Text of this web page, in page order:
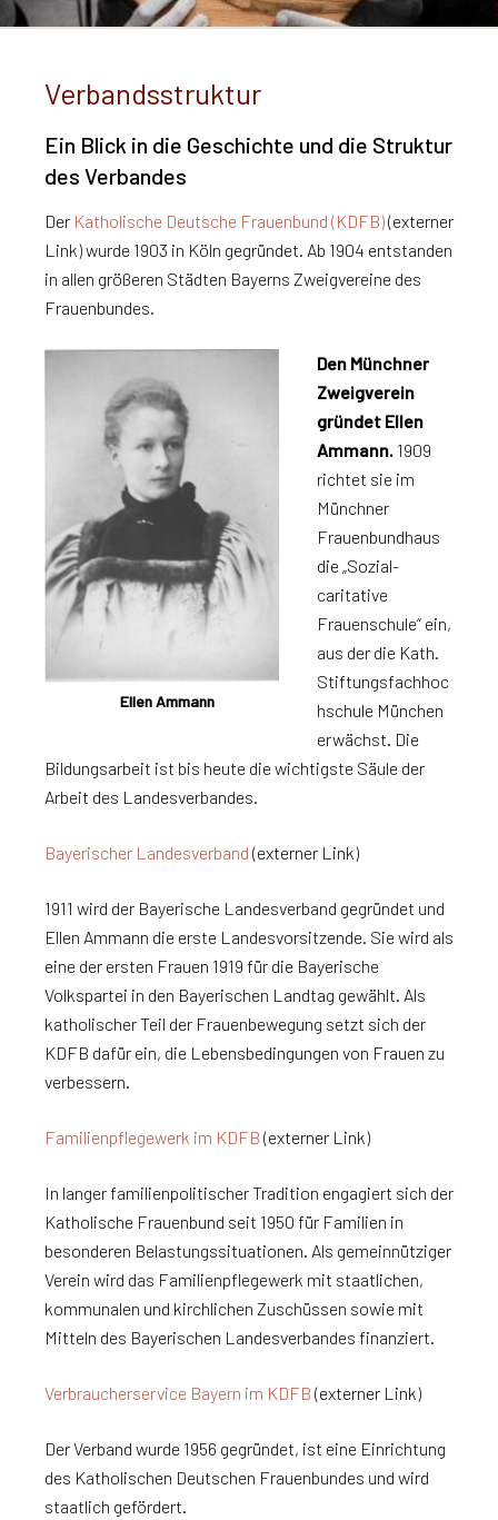
Verbandsstruktur
Ein Blick in die Geschichte und die Struktur
des Verbandes
Der Katholische Deutsche Frauenbund (KDFB)(externer
Link) wurde 1903 in Köln gegründet. Ab 1904 entstanden
in allen größeren Städten Bayerns Zweigvereine des
Frauenbundes.
Ellen Ammann
Den Münchner
Zweigverein
gründet Ellen
Ammann. 1909
richtet sie im
Münchner
Frauenbundhaus
die „Sozial-
caritative
Frauenschule“ ein,
aus der die Kath.
Stiftungsfachhoc
hschule München
erwächst. Die
Bildungsarbeit ist bis heute die wichtigste Säule der
Arbeit des Landesverbandes.
Bayerischer Landesverband (externer Link)
1911 wird der Bayerische Landesverband gegründet und
Ellen Ammann die erste Landesvorsitzende. Sie wird als
eine der ersten Frauen 1919 für die Bayerische
Volkspartei in den Bayerischen Landtag gewählt. Als
katholischer Teil der Frauenbewegung setzt sich der
KDFB dafür ein, die Lebensbedingungen von Frauen zu
verbessern.
Familienpflegewerk im KDFB (externer Link)
In langer familienpolitischer Tradition engagiert sich der
Katholische Frauenbund seit 1950 für Familien in
besonderen Belastungssituationen. Als gemeinnütziger
Verein wird das Familienpflegewerk mit staatlichen,
kommunalen und kirchlichen Zuschüssen sowie mit
Mitteln des Bayerischen Landesverbandes finanziert.
Verbraucherservice Bayern im KDFB (externer Link)
Der Verband wurde 1956 gegründet, ist eine Einrichtung
des Katholischen Deutschen Frauenbundes und wird
staatlich gefördert.